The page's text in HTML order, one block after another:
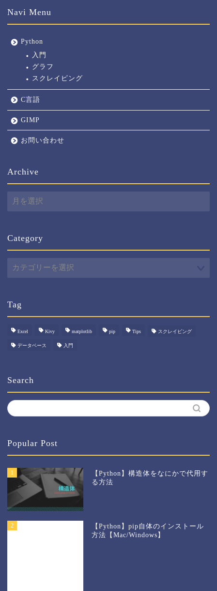
Navi Menu
Python
入門
グラフ
スクレイピング
C言語
GIMP
お問い合わせ
Archive
Archive
Category
Category
Tag
Excel Kivy matplotlib pip Tips スクレイピング
データベース 入門
Search
Popular Post
1
【Python】構造体をなにかで代用す
る方法
2
【Python】pip自体のインストール
方法【Mac/Windows】